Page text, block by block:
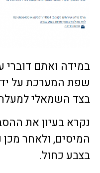
במידה ואתם דוברי
שפת המערכת על
בצד השמאלי
נקרא בעיון את
המיסים, ולאחר
בצבע כחול.